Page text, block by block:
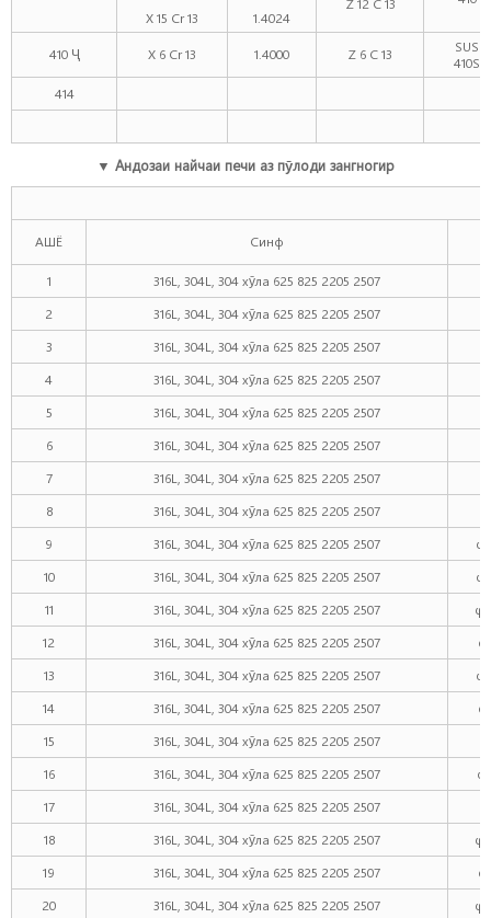
X 15 Cr 13
1.4024
410 Ҷ X 6 Cr 13 1.4000 Z 6 C 13
SUS
410S
414
▼ Андозаи найчаи печи аз пӯлоди зангногир
АШЁ Синф
1 316L, 304L, 304 хӯла 625 825 2205 2507
2
316L, 304L, 304 хӯла 625 825 2205 2507
3
316L, 304L, 304 хӯла 625 825 2205 2507
4
316L, 304L, 304 хӯла 625 825 2205 2507
5
316L, 304L, 304 хӯла 625 825 2205 2507
6
316L, 304L, 304 хӯла 625 825 2205 2507
7
316L, 304L, 304 хӯла 625 825 2205 2507
8
316L, 304L, 304 хӯла 625 825 2205 2507
9
316L, 304L, 304 хӯла 625 825 2205 2507
10
316L, 304L, 304 хӯла 625 825 2205 2507
11
316L, 304L, 304 хӯла 625 825 2205 2507
12
316L, 304L, 304 хӯла 625 825 2205 2507
13
316L, 304L, 304 хӯла 625 825 2205 2507
14
316L, 304L, 304 хӯла 625 825 2205 2507
15
316L, 304L, 304 хӯла 625 825 2205 2507
16
316L, 304L, 304 хӯла 625 825 2205 2507
17
316L, 304L, 304 хӯла 625 825 2205 2507
18
316L, 304L, 304 хӯла 625 825 2205 2507
19
316L, 304L, 304 хӯла 625 825 2205 2507
20
316L, 304L, 304 хӯла 625 825 2205 2507